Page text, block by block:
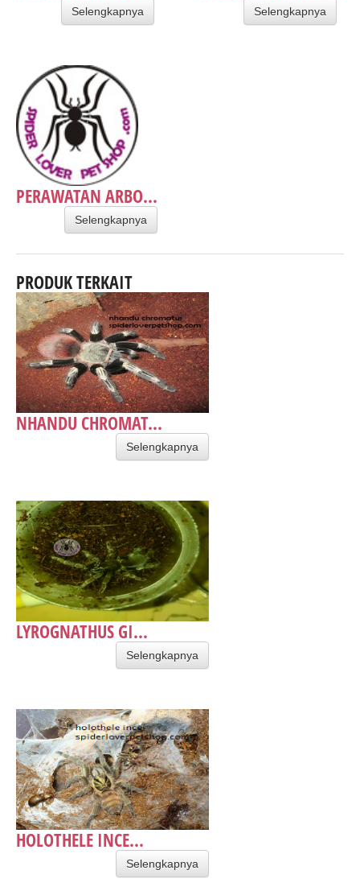
Selengkapnya Selengkapnya
PERAWATAN ARBO...
Selengkapnya
PRODUK TERKAIT
NHANDU CHROMAT...
Selengkapnya
LYROGNATHUS GI...
Selengkapnya
HOLOTHELE INCE...
Selengkapnya